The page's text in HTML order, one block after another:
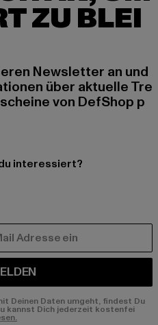
ZU BLEI
Newsletter an und
über aktuelle Tre
von DefShop p
interessiert?
Deinen Daten umgeht, findest Du
kannst Dich jederzeit kostenfei